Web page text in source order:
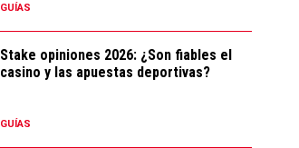
GUÍAS
Stake opiniones 2026: ¿Son fiables el
casino y las apuestas deportivas?
GUÍAS